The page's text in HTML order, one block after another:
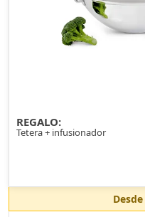
REGALO:
Tetera + infusionador
Desde